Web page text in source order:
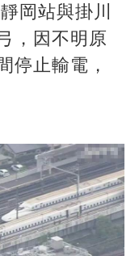
岡站與掛川
，因不明原
停止輸電，